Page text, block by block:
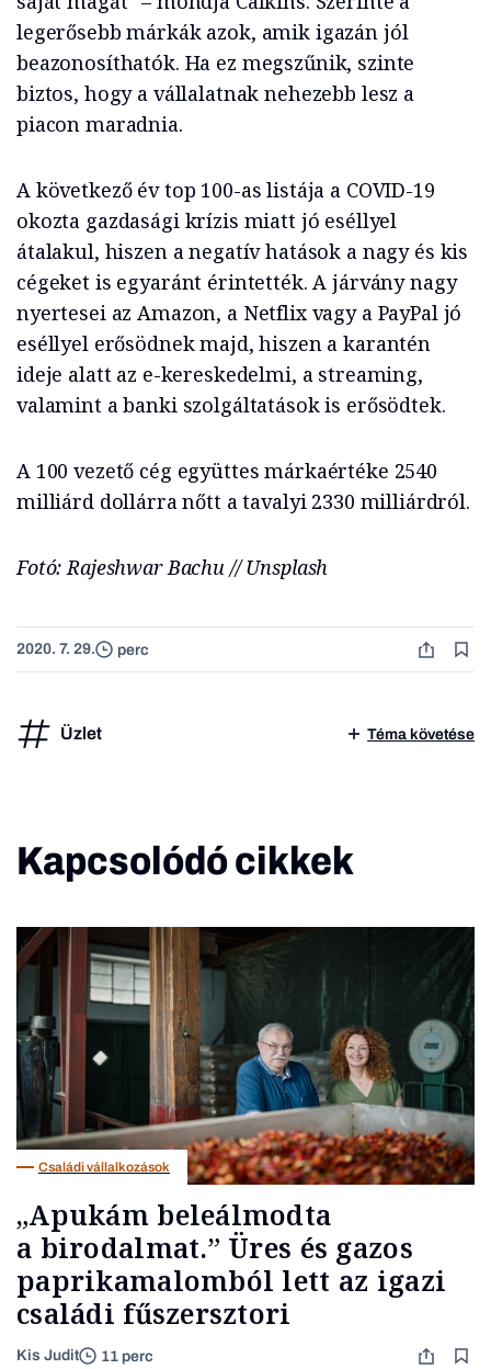
legerősebb márkák azok, amik igazán jól
beazonosíthatók. Ha ez megszűnik, szinte
biztos, hogy a vállalatnak nehezebb lesz a
piacon maradnia.
A következő év top 100-as listája a COVID-19
okozta gazdasági krízis miatt jó eséllyel
átalakul, hiszen a negatív hatások a nagy és kis
cégeket is egyaránt érintették. A járvány nagy
nyertesei az Amazon, a Netflix vagy a PayPal jó
eséllyel erősödnek majd, hiszen a karantén
ideje alatt az e-kereskedelmi, a streaming,
valamint a banki szolgáltatások is erősödtek.
A 100 vezető cég együttes márkaértéke 2540
milliárd dollárra nőtt a tavalyi 2330 milliárdról.
Fotó: Rajeshwar Bachu // Unsplash
2020. 7. 29. perc
Üzlet Téma követése
Kapcsolódó cikkek
Családi vállalkozások
„Apukám beleálmodta
a birodalmat.” Üres és gazos
paprikamalomból lett az igazi
családi fűszersztori
Kis Judit 11 perc